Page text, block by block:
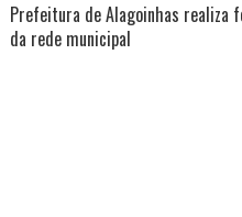
Prefeitura de Alagoinhas realiza
da rede municipal